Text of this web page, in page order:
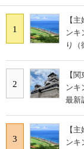
1
【
ンキ
り（
2
【
ンキ
最新
3
【
ンキ